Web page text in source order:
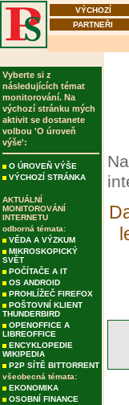
VÝCHOZÍ
PARTNEŘI
Vyberte si z
následujících témat
monitorování. Na
výchozí stránku mých
aktivit se dostanete
volbou 'O úroveň
výše':
O ÚROVEŇ VÝŠE
VÝCHOZÍ STRÁNKA
AKTUÁLNÍ
MONITOROVÁNÍ
INTERNETU
odborná témata:
VĚDA A VÝZKUM
MIKROSKOPICKÝ
SVĚT
POČÍTAČE A IT
OS ANDROID
PROHLÍŽEČ FIREFOX
POŠTOVNÍ KLIENT
THUNDERBIRD
OPENOFFICE A
LIBREOFFICE
ENCYKLOPEDIE
WIKIPEDIA
P2P SÍTĚ BITTORRENT
všeobecná témata:
EKONOMIKA
OSOBNÍ FINANCE